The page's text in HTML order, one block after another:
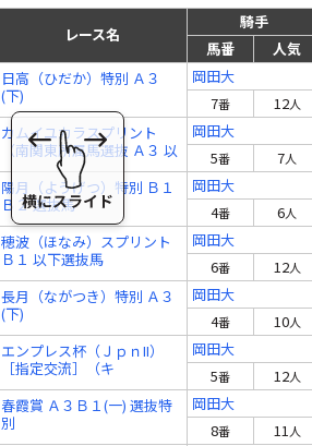
レース名
騎手
馬番
人気
日高（ひだか）特別 Ａ３
(下)
岡田大
7番 12人
カムイユカラスプリント
（南関東所属馬選抜 Ａ３ 以
下選抜馬
岡田大
5番 7人
陽月（ようげつ）特別 Ｂ１
Ｂ２ 選抜馬
岡田大
4番 6人
穂波（ほなみ）スプリント
Ｂ１ 以下選抜馬
岡田大
6番 12人
長月（ながつき）特別 Ａ３
(下)
岡田大
4番 10人
エンプレス杯（ＪｐｎII）
［指定交流］（キ
岡田大
5番 12人
春霞賞 Ａ３Ｂ１(一) 選抜特
別
岡田大
8番 11人